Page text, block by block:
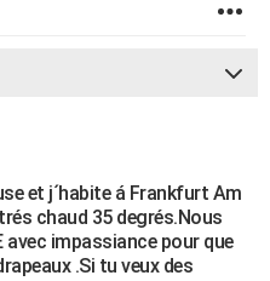
et j´habite á Frankfurt Am
chaud 35 degrés.Nous
avec impassiance pour que
.Si tu veux des